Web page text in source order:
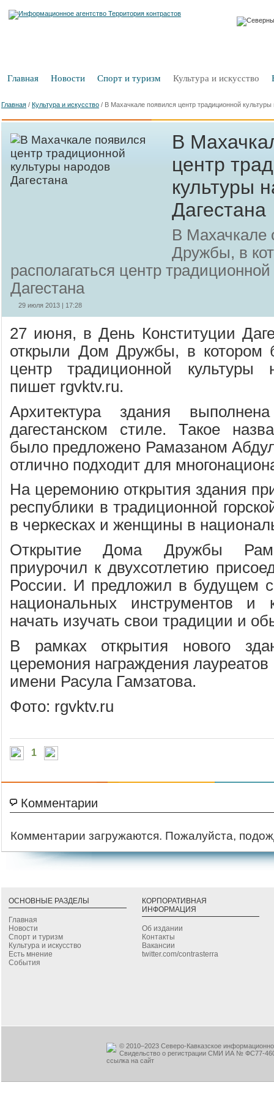
Главная Новости Спорт и туризм Культура и искусство
Главная / Культура и искусство / В Махачкале появился центр традиционной культуры
В
центр
культуры
Дагестана
В Махачкале
Дружбы, в
располагаться центр
Дагестана
29 июля 2013 | 17:28
27 июня, в День Конституции
открыли Дом Дружбы, в котором
центр традиционной культуры
пишет rgvktv.ru.
Архитектура здания
дагестанском стиле. Такое
было предложено Рамазаном
отлично подходит для
На церемонию открытия здания
республики в традиционной
в черкесках и женщины в
Открытие Дома Дружбы
приурочил к двухсотлетию
России. И предложил в будущем
национальных инструментов и
начать изучать свои традиции и
В рамках открытия нового
церемония награждения
имени Расула Гамзатова.
Фото: rgvktv.ru
1
Комментарии
Комментарии загружаются. Пожалуйста,
ОСНОВНЫЕ РАЗДЕЛЫ
Главная
Новости
Спорт и туризм
Культура и искусство
Есть мнение
События
КОРПОРАТИВНАЯ
ИНФОРМАЦИЯ
Об издании
Контакты
Вакансии
twitter.com/contrasterra
© 2010–2023 Северо-Кавказское
Свидельство о регистрации СМИ ИА № ФС77-
ссылка на сайт